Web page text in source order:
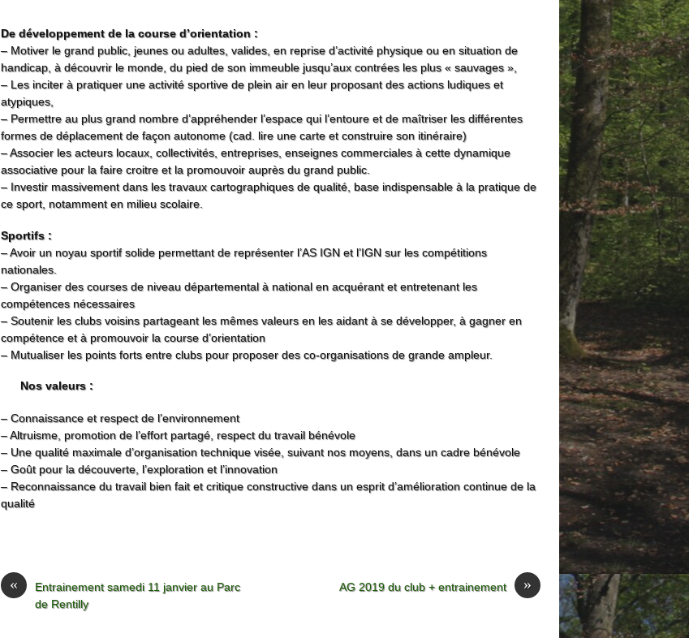
De développement de la course d’orientation :
– Motiver le grand public, jeunes ou adultes, valides, en reprise d’activité physique ou en situation de
handicap, à découvrir le monde, du pied de son immeuble jusqu’aux contrées les plus « sauvages »,
– Les inciter à pratiquer une activité sportive de plein air en leur proposant des actions ludiques et
atypiques,
– Permettre au plus grand nombre d’appréhender l’espace qui l’entoure et de maîtriser les différentes
formes de déplacement de façon autonome (cad. lire une carte et construire son itinéraire)
– Associer les acteurs locaux, collectivités, entreprises, enseignes commerciales à cette dynamique
associative pour la faire croitre et la promouvoir auprès du grand public.
– Investir massivement dans les travaux cartographiques de qualité, base indispensable à la pratique de
ce sport, notamment en milieu scolaire.
Sportifs :
– Avoir un noyau sportif solide permettant de représenter l’AS IGN et l’IGN sur les compétitions
nationales.
– Organiser des courses de niveau départemental à national en acquérant et entretenant les
compétences nécessaires
– Soutenir les clubs voisins partageant les mêmes valeurs en les aidant à se développer, à gagner en
compétence et à promouvoir la course d’orientation
– Mutualiser les points forts entre clubs pour proposer des co-organisations de grande ampleur.
Nos valeurs :
– Connaissance et respect de l’environnement
– Altruisme, promotion de l’effort partagé, respect du travail bénévole
– Une qualité maximale d’organisation technique visée, suivant nos moyens, dans un cadre bénévole
– Goût pour la découverte, l’exploration et l’innovation
– Reconnaissance du travail bien fait et critique constructive dans un esprit d’amélioration continue de la
qualité
«
Entrainement samedi 11 janvier au Parc
de Rentilly
»
AG 2019 du club + entrainement